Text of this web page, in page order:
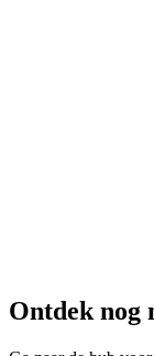
Ontdek nog